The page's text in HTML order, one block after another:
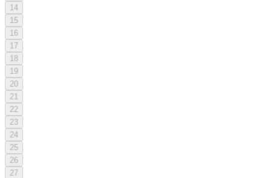
14
15
16
17
18
19
20
21
22
23
24
25
26
27